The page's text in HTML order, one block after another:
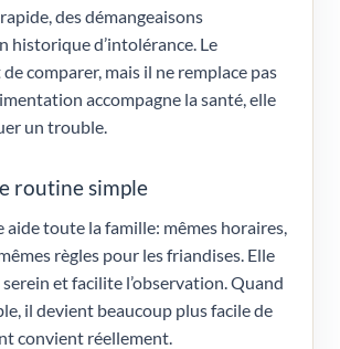
des démangeaisons
historique d’intolérance. Le
comparer, mais il ne remplace pas
accompagne la santé, elle
un trouble.
routine simple
aide toute la famille: mêmes horaires,
règles pour les friandises. Elle
serein et facilite l’observation. Quand
il devient beaucoup plus facile de
convient réellement.